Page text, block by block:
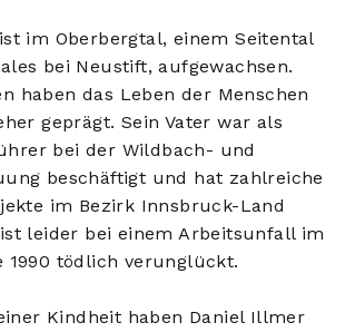
im Oberbergtal, einem Seitental
bei Neustift, aufgewachsen.
haben das Leben der Menschen
geprägt. Sein Vater war als
bei der Wildbach- und
beschäftigt und hat zahlreiche
im Bezirk Innsbruck-Land
leider bei einem Arbeitsunfall im
1990 tödlich verunglückt.
Kindheit haben Daniel Illmer